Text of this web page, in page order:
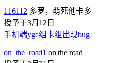
116112 多罗，萌死他卡多
授予于3月12日
手机端ygo组卡组出现bug
on_the_road1 on the road